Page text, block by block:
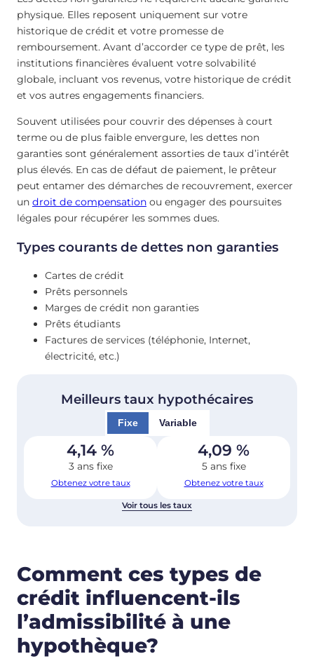
physique. Elles reposent uniquement sur votre
historique de crédit et votre promesse de
remboursement. Avant d’accorder ce type de prêt, les
institutions financières évaluent votre solvabilité
globale, incluant vos revenus, votre historique de crédit
et vos autres engagements financiers.
Souvent utilisées pour couvrir des dépenses à court
terme ou de plus faible envergure, les dettes non
garanties sont généralement assorties de taux d’intérêt
plus élevés. En cas de défaut de paiement, le prêteur
peut entamer des démarches de recouvrement, exercer
un droit de compensation ou engager des poursuites
légales pour récupérer les sommes dues.
Types courants de dettes non garanties
Cartes de crédit
Prêts personnels
Marges de crédit non garanties
Prêts étudiants
Factures de services (téléphonie, Internet,
électricité, etc.)
Meilleurs taux hypothécaires
Fixe Variable
4,14 %
3 ans fixe
Obtenez votre taux
4,09 %
5 ans fixe
Obtenez votre taux
Voir tous les taux
Comment ces types de
crédit influencent-ils
l’admissibilité à une
hypothèque?